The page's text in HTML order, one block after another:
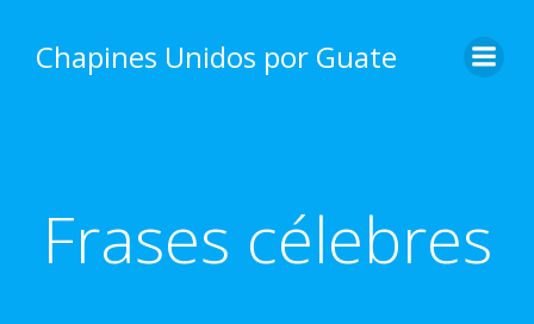
content
Chapines Unidos por Guate
Frases célebres